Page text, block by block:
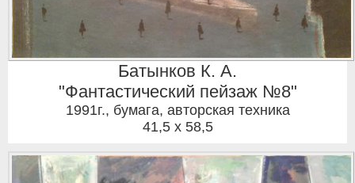
Батынков К. А.
"Фантастический пейзаж №8"
1991г., бумага, авторская техника
41,5 x 58,5